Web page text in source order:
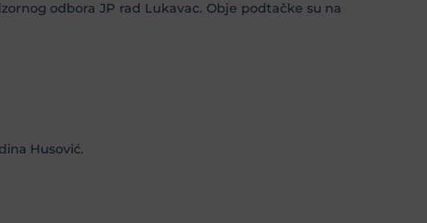
odbora JP rad Lukavac. Obje podtačke su na
Husović.